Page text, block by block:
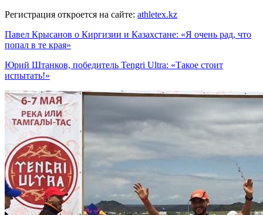
Регистрация откроется на сайте: athletex.kz
Павел Крысанов о Киргизии и Казахстане: «Я очень рад, что
попал в те края»
Юрий Штанков, победитель Tengri Ultra: «Такое стоит
испытать!»